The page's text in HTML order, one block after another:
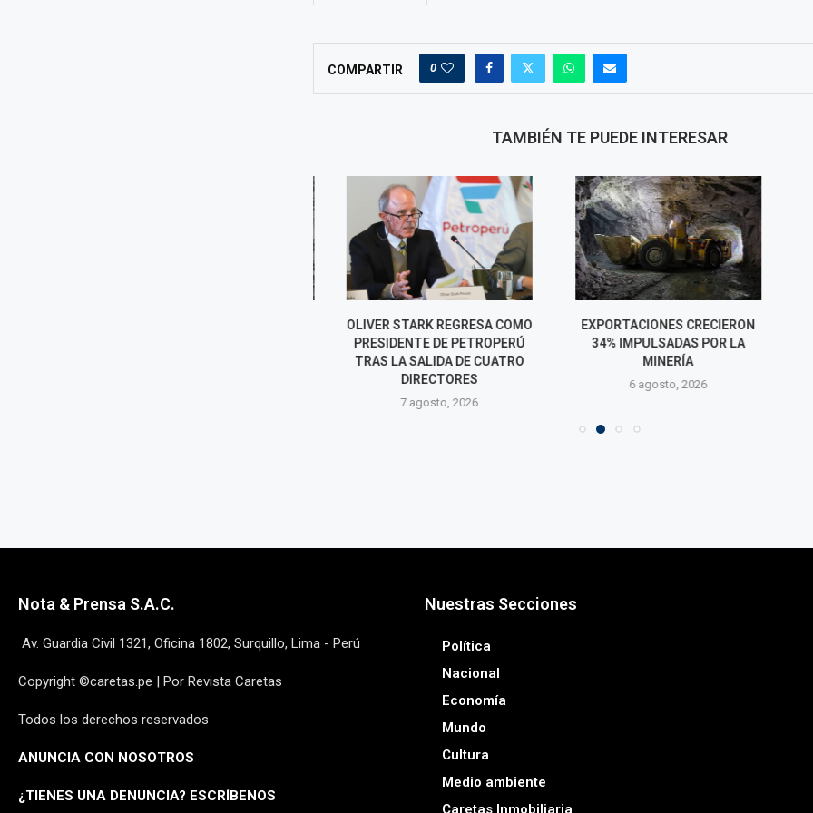
COMPARTIR 0
TAMBIÉN TE PUEDE INTERESAR
OLIVER STARK REGRESA COMO
PRESIDENTE DE PETROPERÚ
TRAS LA SALIDA DE CUATRO
DIRECTORES
7 agosto, 2026
EXPORTACIONES CRECIERON
34% IMPULSADAS POR LA
6 agosto, 2026
HISTÓRICO
US$ 54 MIL
Nota & Prensa S.A.C.
Av. Guardia Civil 1321, Oficina 1802, Surquillo, Lima - Perú
Copyright ©caretas.pe | Por Revista Caretas
Todos los derechos reservados
ANUNCIA CON NOSOTROS
¿TIENES UNA DENUNCIA? ESCRÍBENOS
Nuestras Secciones
Política
Nacional
Economía
Mundo
Cultura
Medio ambiente
Caretas Inmobiliaria